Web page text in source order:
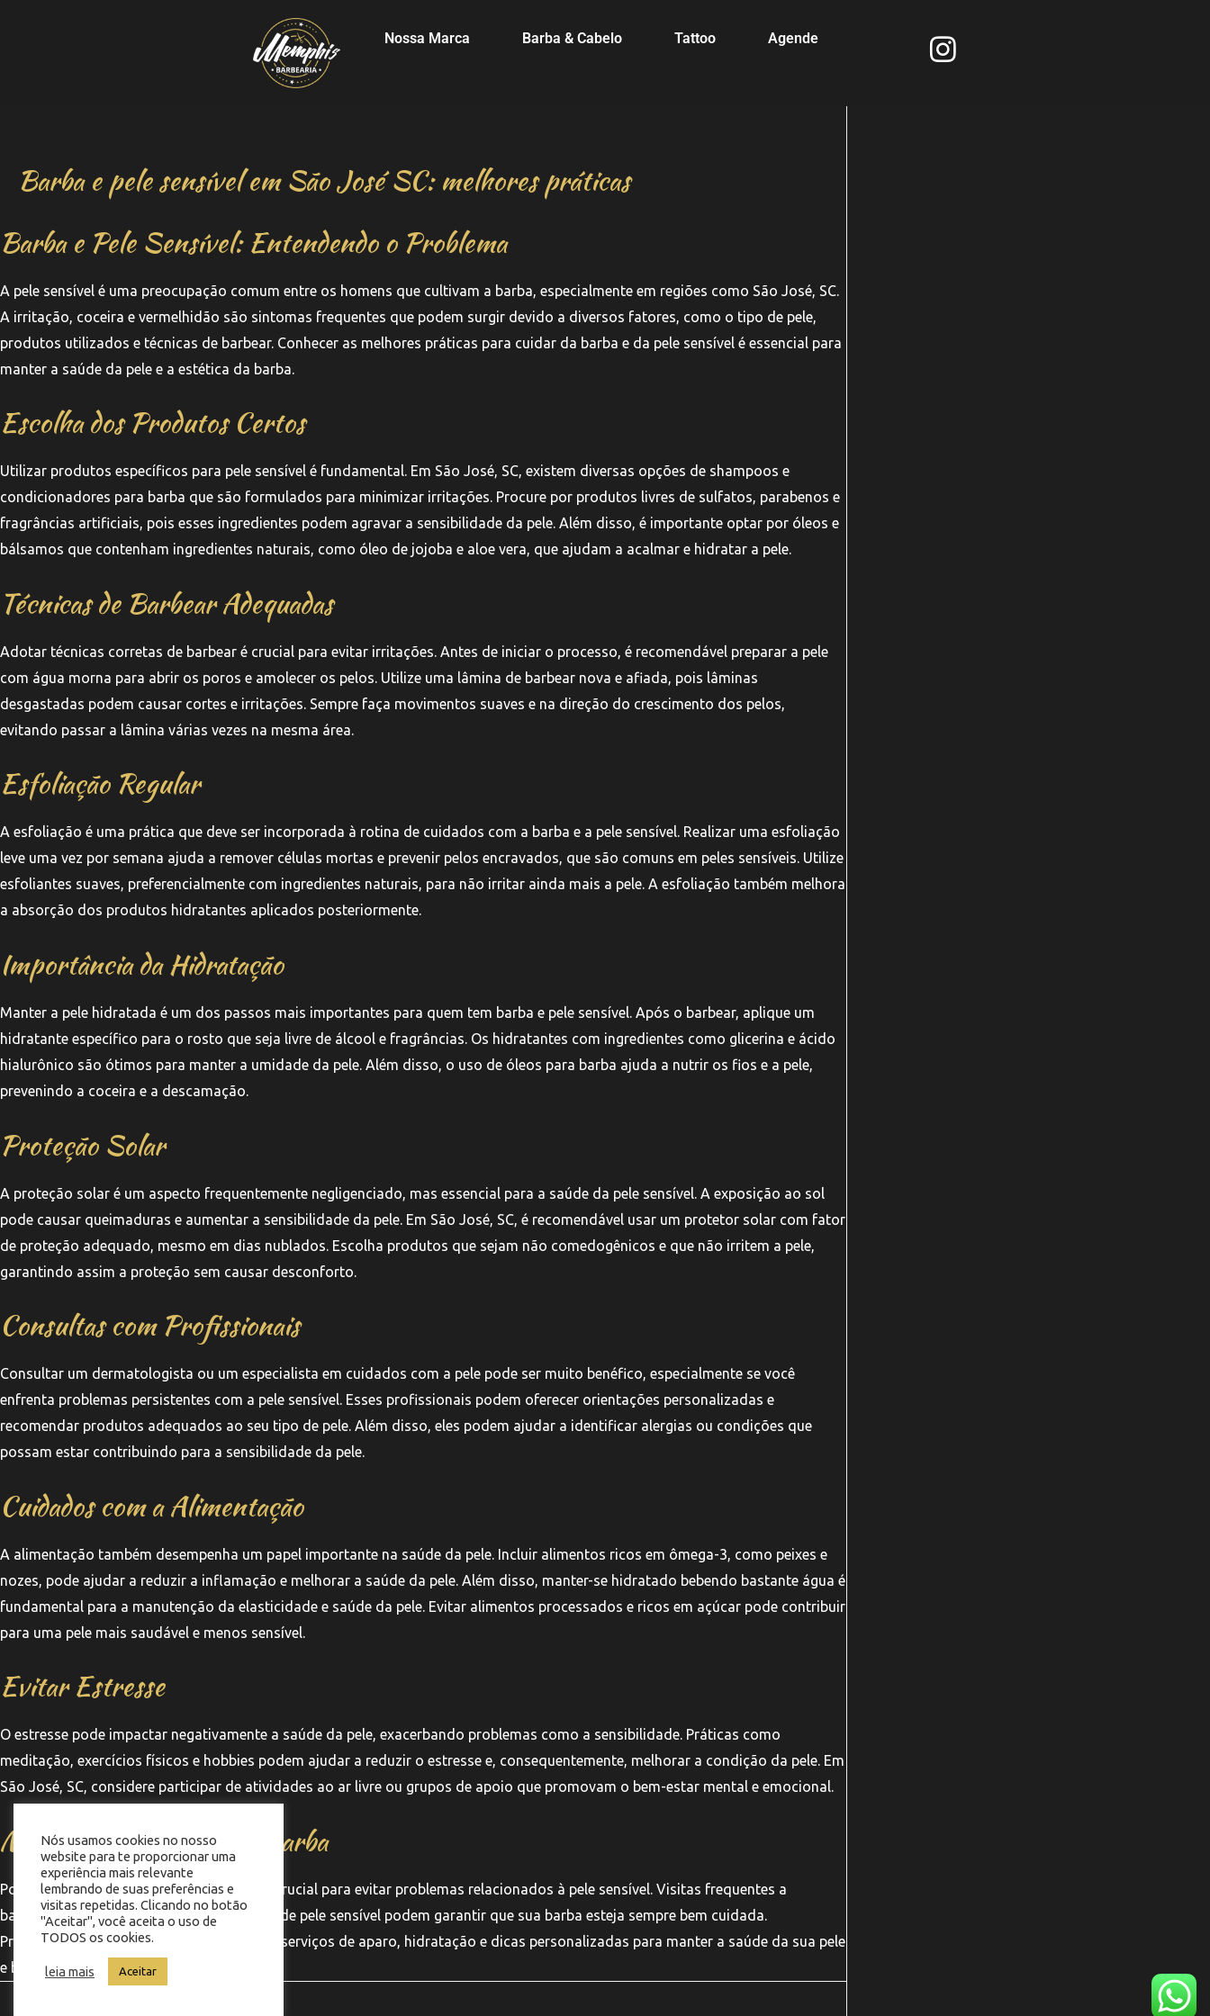
Nossa Marca Barba & Cabelo Tattoo Agende
Barba e pele sensível em São José SC: melhores práticas
Barba e Pele Sensível: Entendendo o Problema
A pele sensível é uma preocupação comum entre os homens que cultivam a barba, especialmente em regiões como São José, SC.
A irritação, coceira e vermelhidão são sintomas frequentes que podem surgir devido a diversos fatores, como o tipo de pele,
produtos utilizados e técnicas de barbear. Conhecer as melhores práticas para cuidar da barba e da pele sensível é essencial para
manter a saúde da pele e a estética da barba.
Escolha dos Produtos Certos
Utilizar produtos específicos para pele sensível é fundamental. Em São José, SC, existem diversas opções de shampoos e
condicionadores para barba que são formulados para minimizar irritações. Procure por produtos livres de sulfatos, parabenos e
fragrâncias artificiais, pois esses ingredientes podem agravar a sensibilidade da pele. Além disso, é importante optar por óleos e
bálsamos que contenham ingredientes naturais, como óleo de jojoba e aloe vera, que ajudam a acalmar e hidratar a pele.
Técnicas de Barbear Adequadas
Adotar técnicas corretas de barbear é crucial para evitar irritações. Antes de iniciar o processo, é recomendável preparar a pele
com água morna para abrir os poros e amolecer os pelos. Utilize uma lâmina de barbear nova e afiada, pois lâminas
desgastadas podem causar cortes e irritações. Sempre faça movimentos suaves e na direção do crescimento dos pelos,
evitando passar a lâmina várias vezes na mesma área.
Esfoliação Regular
A esfoliação é uma prática que deve ser incorporada à rotina de cuidados com a barba e a pele sensível. Realizar uma esfoliação
leve uma vez por semana ajuda a remover células mortas e prevenir pelos encravados, que são comuns em peles sensíveis. Utilize
esfoliantes suaves, preferencialmente com ingredientes naturais, para não irritar ainda mais a pele. A esfoliação também melhora
a absorção dos produtos hidratantes aplicados posteriormente.
Importância da Hidratação
Manter a pele hidratada é um dos passos mais importantes para quem tem barba e pele sensível. Após o barbear, aplique um
hidratante específico para o rosto que seja livre de álcool e fragrâncias. Os hidratantes com ingredientes como glicerina e ácido
hialurônico são ótimos para manter a umidade da pele. Além disso, o uso de óleos para barba ajuda a nutrir os fios e a pele,
prevenindo a coceira e a descamação.
Proteção Solar
A proteção solar é um aspecto frequentemente negligenciado, mas essencial para a saúde da pele sensível. A exposição ao sol
pode causar queimaduras e aumentar a sensibilidade da pele. Em São José, SC, é recomendável usar um protetor solar com fator
de proteção adequado, mesmo em dias nublados. Escolha produtos que sejam não comedogênicos e que não irritem a pele,
garantindo assim a proteção sem causar desconforto.
Consultas com Profissionais
Consultar um dermatologista ou um especialista em cuidados com a pele pode ser muito benéfico, especialmente se você
enfrenta problemas persistentes com a pele sensível. Esses profissionais podem oferecer orientações personalizadas e
recomendar produtos adequados ao seu tipo de pele. Além disso, eles podem ajudar a identificar alergias ou condições que
possam estar contribuindo para a sensibilidade da pele.
Cuidados com a Alimentação
A alimentação também desempenha um papel importante na saúde da pele. Incluir alimentos ricos em ômega-3, como peixes e
nozes, pode ajudar a reduzir a inflamação e melhorar a saúde da pele. Além disso, manter-se hidratado bebendo bastante água é
fundamental para a manutenção da elasticidade e saúde da pele. Evitar alimentos processados e ricos em açúcar pode contribuir
para uma pele mais saudável e menos sensível.
Evitar Estresse
O estresse pode impactar negativamente a saúde da pele, exacerbando problemas como a sensibilidade. Práticas como
meditação, exercícios físicos e hobbies podem ajudar a reduzir o estresse e, consequentemente, melhorar a condição da pele. Em
São José, SC, considere participar de atividades ao ar livre ou grupos de apoio que promovam o bem-estar mental e emocional.
Manutenção Regular da Barba
Por fim, a manutenção regular da barba é crucial para evitar problemas relacionados à pele sensível. Visitas frequentes a
barbearias que entendem as necessidades de pele sensível podem garantir que sua barba esteja sempre bem cuidada.
Profissionais capacitados podem oferecer serviços de aparo, hidratação e dicas personalizadas para manter a saúde da sua pele
e barba em dia.
Nós usamos cookies no nosso
website para te proporcionar uma
experiência mais relevante
lembrando de suas preferências e
visitas repetidas. Clicando no botão
"Aceitar", você aceita o uso de
TODOS os cookies.
leia mais Aceitar